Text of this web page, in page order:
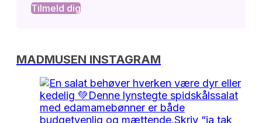
Tilmeld dig
MADMUSEN INSTAGRAM